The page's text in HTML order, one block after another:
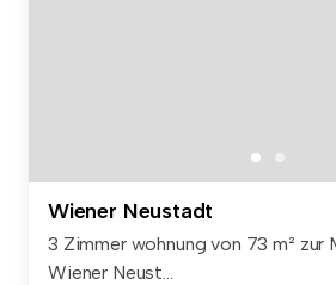
Wiener Neustadt
3 Zimmer wohnung von 73 m²
Wiener Neust...